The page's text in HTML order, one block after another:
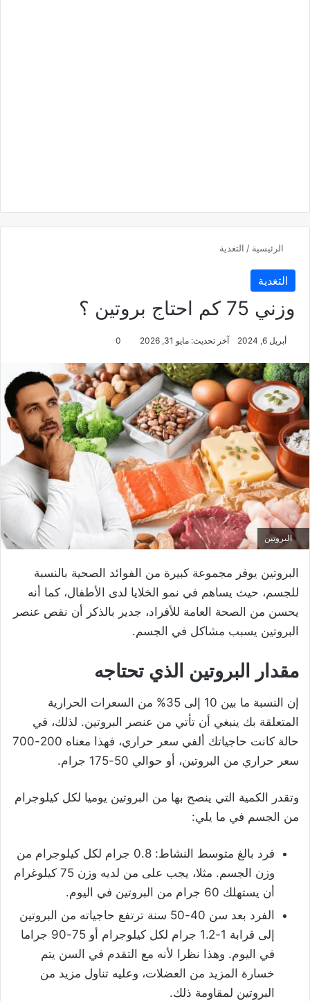
الرئيسية / التغدية
التغدية
وزني 75 كم احتاج بروتين ؟
أبريل 6, 2024 آخر تحديث: مايو 31, 2026 0
البروتين
البروتين يوفر مجموعة كبيرة من الفوائد الصحية بالنسبة
للجسم، حيث يساهم في نمو الخلايا لدى الأطفال، كما أنه
يحسن من الصحة العامة للأفراد، جدير بالذكر أن نقص عنصر
البروتين يسبب مشاكل في الجسم.
مقدار البروتين الذي تحتاجه
إن النسبة ما بين 10 إلى 35% من السعرات الحرارية
المتعلقة بك ينبغي أن تأتي من عنصر البروتين. لذلك، في
حالة كانت حاجياتك ألفي سعر حراري، فهذا معناه 200-700
سعر حراري من البروتين، أو حوالي 50-175 جرام.
وتقدر الكمية التي ينصح بها من البروتين يوميا لكل كيلوجرام
من الجسم في ما يلي:
فرد بالغ متوسط النشاط: 0.8 جرام لكل كيلوجرام من
وزن الجسم. مثلا، يجب على من لديه وزن 75 كيلوغرام
أن يستهلك 60 جرام من البروتين في اليوم.
الفرد بعد سن 40-50 سنة ترتفع حاجياته من البروتين
إلى قرابة 1-1.2 جرام لكل كيلوجرام أو 75-90 جراما
في اليوم. وهذا نظرا لأنه مع التقدم في السن يتم
خسارة المزيد من العضلات، وعليه تناول مزيد من
البروتين لمقاومة ذلك.